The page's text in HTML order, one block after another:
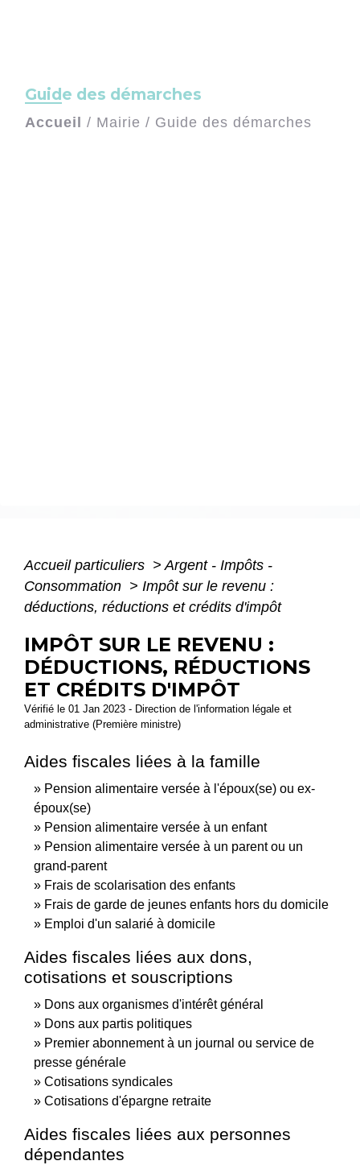
Guide des démarches
Accueil / Mairie / Guide des démarches
Accueil particuliers > Argent - Impôts -
Consommation > Impôt sur le revenu :
déductions, réductions et crédits d'impôt
IMPÔT SUR LE REVENU :
DÉDUCTIONS, RÉDUCTIONS
ET CRÉDITS D'IMPÔT
Vérifié le 01 Jan 2023 - Direction de l'information légale et
administrative (Première ministre)
Aides fiscales liées à la famille
Pension alimentaire versée à l'époux(se) ou ex-
époux(se)
Pension alimentaire versée à un enfant
Pension alimentaire versée à un parent ou un
grand-parent
Frais de scolarisation des enfants
Frais de garde de jeunes enfants hors du domicile
Emploi d'un salarié à domicile
Aides fiscales liées aux dons,
cotisations et souscriptions
Dons aux organismes d'intérêt général
Dons aux partis politiques
Premier abonnement à un journal ou service de
presse générale
Cotisations syndicales
Cotisations d'épargne retraite
Aides fiscales liées aux personnes
dépendantes